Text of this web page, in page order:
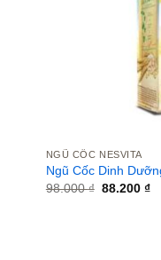
NGŨ CỐC NESVITA
Ngũ Cốc Dinh
98.000₫ Giá
88.200₫